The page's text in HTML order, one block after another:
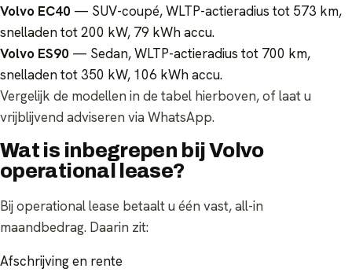
Volvo EC40 — SUV-coupé, WLTP-actieradius tot 573 km,
snelladen tot 200 kW, 79 kWh accu.
Volvo ES90 — Sedan, WLTP-actieradius tot 700 km,
snelladen tot 350 kW, 106 kWh accu.
Vergelijk de modellen in de tabel hierboven, of laat u
vrijblijvend adviseren via WhatsApp.
Wat is inbegrepen bij Volvo
operational lease?
Bij operational lease betaalt u één vast, all-in
maandbedrag. Daarin zit:
Afschrijving en rente